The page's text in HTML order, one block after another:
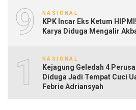
9 NASIONAL
KPK Incar Eks Ketum
Karya Diduga Mengalir
10NASIONAL
Kejagung Geledah 4
Diduga Jadi Tempat Cuci
Febrie Adriansyah